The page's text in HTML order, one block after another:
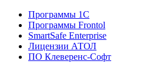
Программы 1C
Программы Frontol
SmartSafe Enterprise
Лицензии АТОЛ
ПО Клеверенс-Софт